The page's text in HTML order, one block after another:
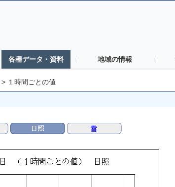
各種データ・資料 地域の情報
> １時間ごとの値